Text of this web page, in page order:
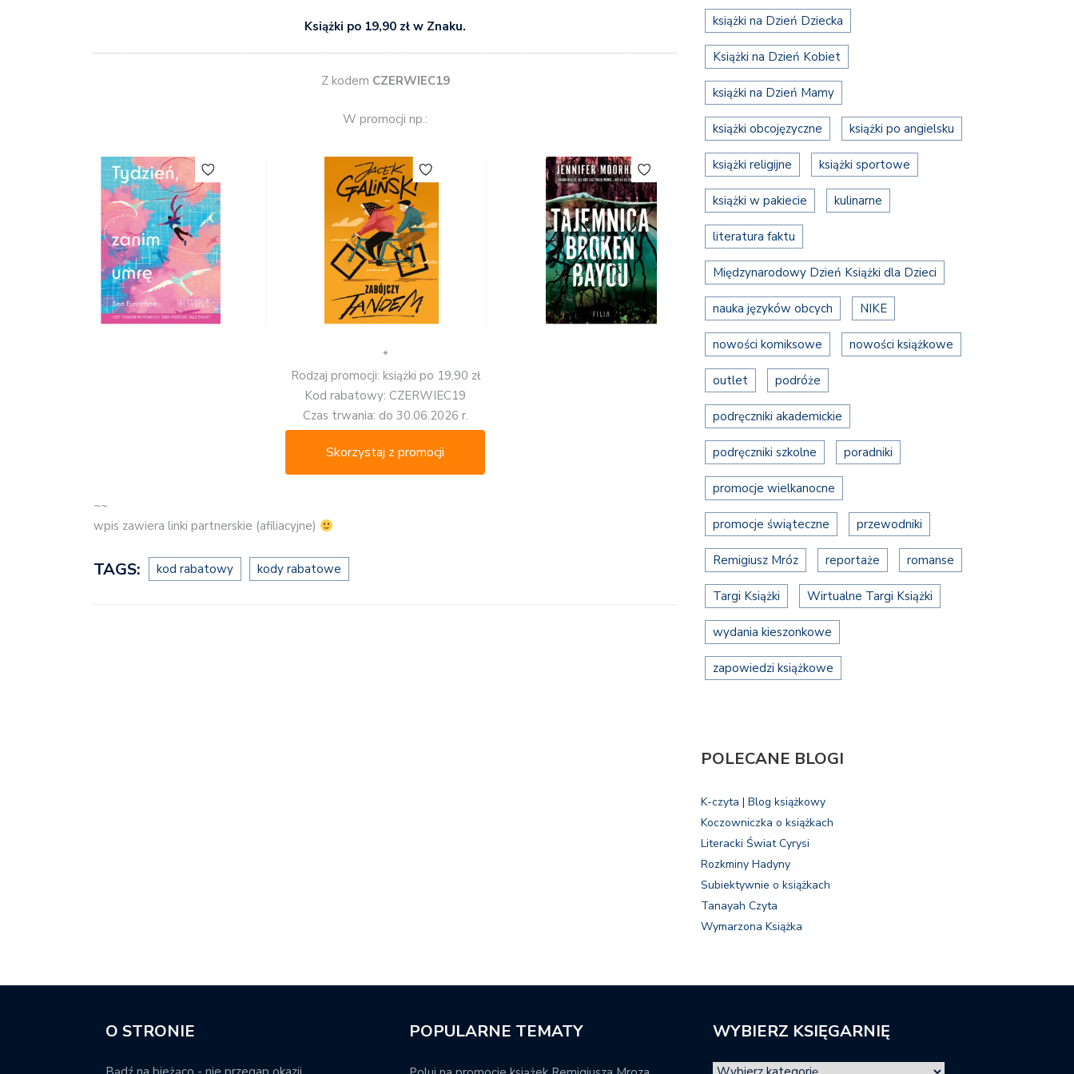
Książki po 19,90 zł w Znaku.
Z kodem CZERWIEC19
W promocji np.:
*
Rodzaj promocji: książki po 19,90 zł
Kod rabatowy: CZERWIEC19
Czas trwania: do 30.06.2026 r.
Skorzystaj z promocji
~~
wpis zawiera linki partnerskie (afiliacyjne)
TAGS: kod rabatowy kody rabatowe
książki na Dzień Dziecka
Książki na Dzień Kobiet
książki na Dzień Mamy
książki obcojęzyczne książki po angielsku
książki religijne książki sportowe
książki w pakiecie kulinarne
literatura faktu
Międzynarodowy Dzień Książki dla Dzieci
nauka języków obcych NIKE
nowości komiksowe nowości książkowe
outlet podróże
podręczniki akademickie
podręczniki szkolne poradniki
promocje wielkanocne
promocje świąteczne przewodniki
Remigiusz Mróz reportaże romanse
Targi Książki Wirtualne Targi Książki
wydania kieszonkowe
zapowiedzi książkowe
POLECANE BLOGI
K-czyta | Blog książkowy
Koczowniczka o książkach
Literacki Świat Cyrysi
Rozkminy Hadyny
Subiektywnie o książkach
Tanayah Czyta
Wymarzona Książka
O STRONIE POPULARNE TEMATY WYBIERZ KSIĘGARNIĘ